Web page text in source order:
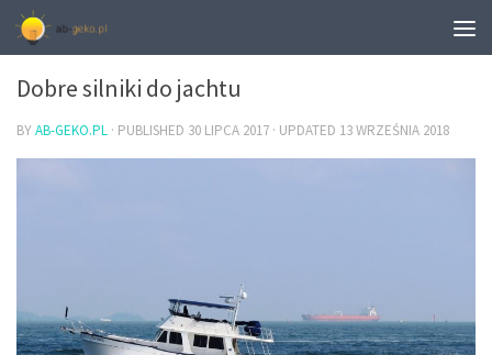
MOTORYZACJA
Dobre silniki do jachtu
BYAB-GEKO.PL · PUBLISHED 30 LIPCA 2017 · UPDATED 13 WRZEŚNIA 2018